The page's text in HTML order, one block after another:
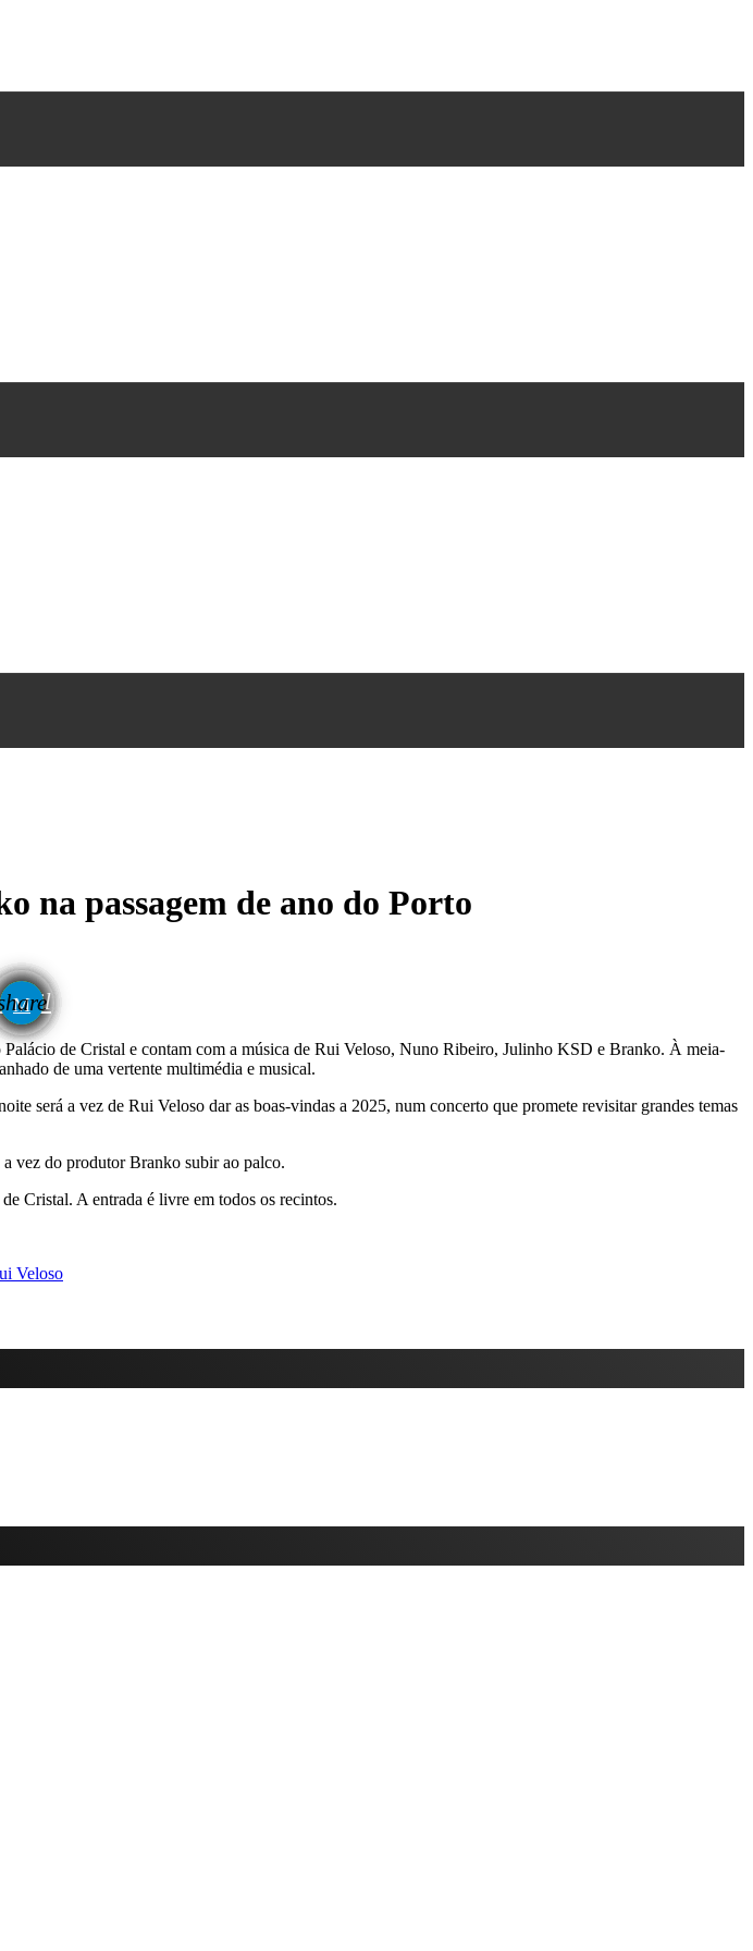
na passagem de ano do Porto
email
de Cristal e contam com a música de Rui Veloso, Nuno Ribeiro, Julinho KSD e Branko. À meia-
de uma vertente multimédia e musical.
será a vez de Rui Veloso dar as boas-vindas a 2025, num concerto que promete revisitar grandes temas
vez do produtor Branko subir ao palco.
Cristal. A entrada é livre em todos os recintos.
Veloso